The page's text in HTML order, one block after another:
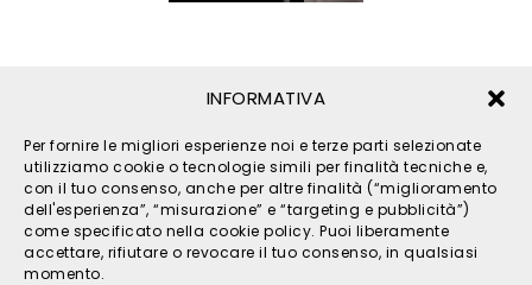
INFORMATIVA
Per fornire le migliori esperienze noi e terze parti selezionate
utilizziamo cookie o tecnologie simili per finalità tecniche e,
con il tuo consenso, anche per altre finalità (“miglioramento
dell'esperienza”, “misurazione” e “targeting e pubblicità”)
come specificato nella cookie policy. Puoi liberamente
accettare, rifiutare o revocare il tuo consenso, in qualsiasi
momento.
© 2026 TPM s.r.l. - All Rights Reserved - C.F. e P. IVA
IT05121480262 -privacy-cookies- by